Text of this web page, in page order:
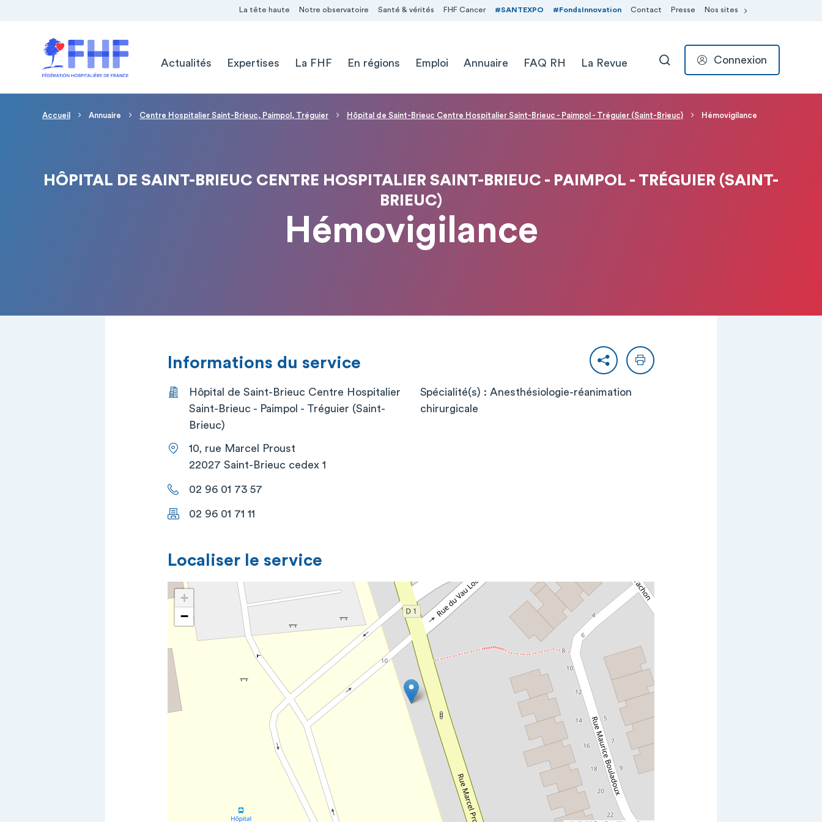
La tête haute Notre observatoire Santé & vérités FHF Cancer #SANTEXPO #FondsInnovation Contact Presse Nos sites
Actualités
Expertises La FHF En régions Emploi Annuaire FAQ RH La Revue RECHERCHER
Connexion
Fil d'Ariane
Accueil Annuaire Centre Hospitalier Saint-Brieuc, Paimpol, Tréguier Hôpital de Saint-Brieuc Centre Hospitalier Saint-Brieuc - Paimpol - Tréguier (Saint-Brieuc) Hémovigilance
HÔPITAL DE SAINT-BRIEUC CENTRE HOSPITALIER SAINT-BRIEUC - PAIMPOL - TRÉGUIER (SAINT-
BRIEUC)
Hémovigilance
PartagerImprimer
Informations du service
Hôpital de Saint-Brieuc Centre Hospitalier
Saint-Brieuc - Paimpol - Tréguier (Saint-
Brieuc)
10, rue Marcel Proust
22027 Saint-Brieuc cedex 1
02 96 01 73 57
02 96 01 71 11
Spécialité(s) : Anesthésiologie-réanimation
chirurgicale
Localiser le service
+
−